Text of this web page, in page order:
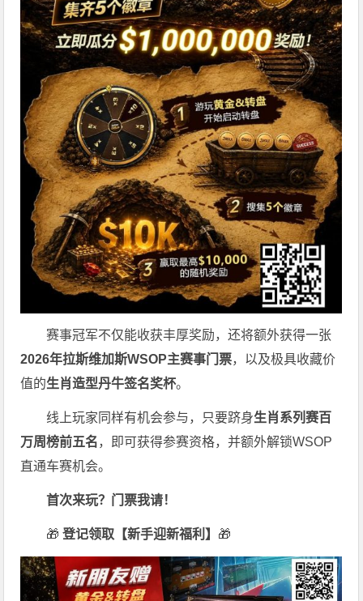
赛事冠军不仅能收获丰厚奖励，还将额外获得一张
2026年拉斯维加斯WSOP主赛事门票，以及极具收藏价
值的生肖造型丹牛签名奖杯。
线上玩家同样有机会参与，只要跻身生肖系列赛百
万周榜前五名，即可获得参赛资格，并额外解锁WSOP
直通车赛机会。
首次来玩？门票我请！
🎁 登记领取【新手迎新福利】 🎁